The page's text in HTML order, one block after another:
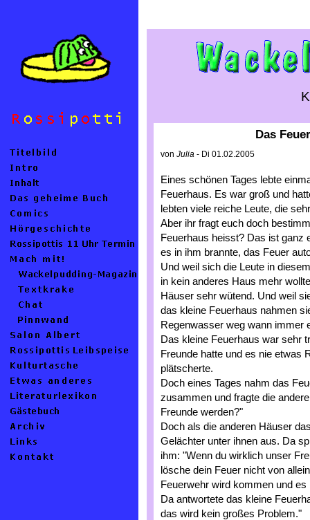
Das
von Julia - Di 01.02.2005
Eines schönen Tages lebte
Feuerhaus. Es war groß und
lebten viele reiche Leute, die
Aber ihr fragt euch doch
Feuerhaus heisst? Das ist ganz
es in ihm brannte, das Feuer
Und weil sich die Leute in
in kein anderes Haus mehr
Häuser sehr wütend. Und weil
das kleine Feuerhaus nahmen
Regenwasser weg wann immer
Das kleine Feuerhaus war sehr
Freunde hatte und es nie etwas
plätscherte.
Doch eines Tages nahm das
zusammen und fragte die
Freunde werden?"
Doch als die anderen Häuser
Gelächter unter ihnen aus. Da
ihm: "Wenn du wirklich unser
lösche dein Feuer nicht von
Feuerwehr wird kommen und es
Da antwortete das kleine
das wird kein großes Problem."